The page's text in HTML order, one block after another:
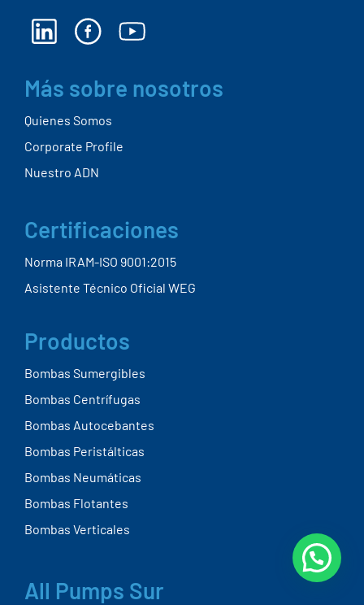
Más sobre nosotros
Quienes Somos
Corporate Profile
Nuestro ADN
Certificaciones
Norma IRAM-ISO 9001:2015
Asistente Técnico Oficial WEG
Productos
Bombas Sumergibles
Bombas Centrífugas
Bombas Autocebantes
Bombas Peristálticas
Bombas Neumáticas
Bombas Flotantes
Bombas Verticales
All Pumps Sur